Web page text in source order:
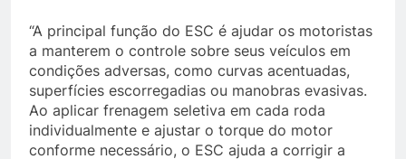
“A principal função do ESC é ajudar os motoristas
a manterem o controle sobre seus veículos em
condições adversas, como curvas acentuadas,
superfícies escorregadias ou manobras evasivas.
Ao aplicar frenagem seletiva em cada roda
individualmente e ajustar o torque do motor
conforme necessário, o ESC ajuda a corrigir a